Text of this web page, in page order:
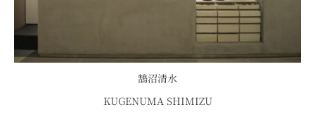
鵠沼清水
KUGENUMA SHIMIZU